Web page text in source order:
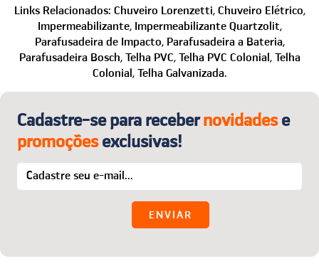
instruções necessárias.
O melhor:
a primeira troca é por nossa conta! Para
detalhes, acesse o menu “Trocas e Devoluções”.
site, fale com a gente que auxiliamos na finalização da
compra e no que mais precisar.
Telefone: (24) 2221-2353
WhatsApp: (24) 99850-1622
sac@casaegaragem.com.br
Links Relacionados: Chuveiro Lorenzetti, Chuveiro Elétrico,
Impermeabilizante, Impermeabilizante Quartzolit,
Parafusadeira de Impacto, Parafusadeira a Bateria,
Parafusadeira Bosch, Telha PVC, Telha PVC Colonial, Telha
Colonial, Telha Galvanizada.
Cadastre-se para recebernovidadese
promoçõesexclusivas!